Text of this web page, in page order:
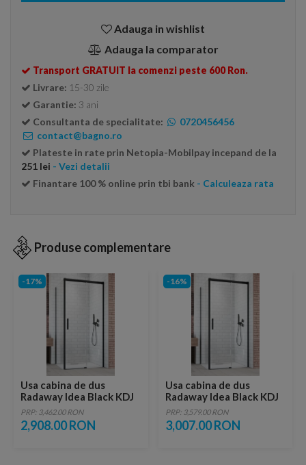
Adauga in wishlist
Adauga la comparator
Transport GRATUIT la comenzi peste 600 Ron.
Livrare: 15-30 zile
Garantie: 3 ani
Consultanta de specialitate:
0720456456
contact@bagno.ro
Plateste in rate prin Netopia-Mobilpay incepand de la
251 lei - Vezi detalii
Finantare 100 % online prin tbi bank - Calculeaza rata
Produse complementare
-17%
Usa cabina de dus
Radaway Idea Black KDJ
dreapta 100 x H200.5 cm
profil negru mat
PRP: 3,462.00 RON
2,908.00 RON
-16%
Usa cabina de dus
Radaway Idea Black KDJ
dreapta 110 x H200.5 cm
profil negru mat
PRP: 3,579.00 RON
3,007.00 RON